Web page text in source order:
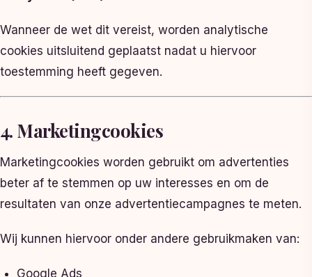
Wanneer de wet dit vereist, worden analytische
cookies uitsluitend geplaatst nadat u hiervoor
toestemming heeft gegeven.
4. Marketingcookies
Marketingcookies worden gebruikt om advertenties
beter af te stemmen op uw interesses en om de
resultaten van onze advertentiecampagnes te meten.
Wij kunnen hiervoor onder andere gebruikmaken van:
Google Ads